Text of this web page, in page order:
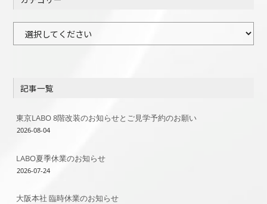
テ
リ
ー記事一覧
東京LABO 8階改装のお知らせとご見学予約のお願い
2026-08-04
LABO夏季休業のお知らせ
2026-07-24
大阪本社 臨時休業のお知らせ